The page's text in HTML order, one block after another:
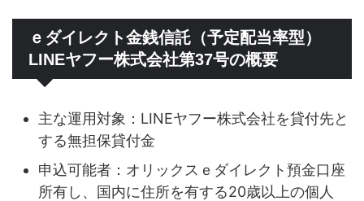
ｅダイレクト金銭信託（予定配当率型）
LINEヤフー株式会社第37号の概要
主な運用対象：LINEヤフー株式会社を貸付先と
する無担保貸付金
申込可能者：オリックスｅダイレクト預金口座
所有し、国内に住所を有する20歳以上の個人